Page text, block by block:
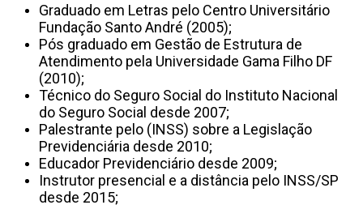
Graduado em Letras pelo Centro Universitário
Fundação Santo André (2005);
Pós graduado em Gestão de Estrutura de
Atendimento pela Universidade Gama Filho DF
(2010);
Técnico do Seguro Social do Instituto Nacional
do Seguro Social desde 2007;
Palestrante pelo (INSS) sobre a Legislação
Previdenciária desde 2010;
Educador Previdenciário desde 2009;
Instrutor presencial e a distância pelo INSS/SP
desde 2015;